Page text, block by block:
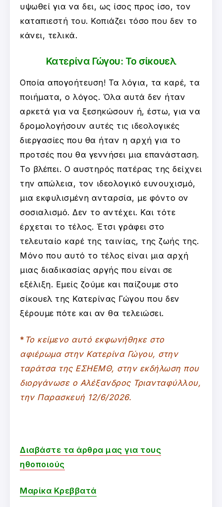
υψωθεί για να δει, ως ίσος προς ίσο, τον
καταπιεστή του. Κοπιάζει τόσο που δεν το
κάνει, τελικά.
Κατερίνα Γώγου: Το σίκουελ
Οποία απογοήτευση! Τα λόγια, τα καρέ, τα
ποιήματα, ο λόγος. Όλα αυτά δεν ήταν
αρκετά για να ξεσηκώσουν ή, έστω, για να
δρομολογήσουν αυτές τις ιδεολογικές
διεργασίες που θα ήταν η αρχή για το
προτσές που θα γεννήσει μια επανάσταση.
Το βλέπει. Ο αυστηρός πατέρας της δείχνει
την απώλεια, τον ιδεολογικό ευνουχισμό,
μια εκφυλισμένη ανταρσία, με φόντο ον
σοσιαλισμό. Δεν το αντέχει. Και τότε
έρχεται το τέλος. Έτσι γράφει στο
τελευταίο καρέ της ταινίας, της ζωής της.
Μόνο που αυτό το τέλος είναι μια αρχή
μιας διαδικασίας αργής που είναι σε
εξέλιξη. Εμείς ζούμε και παίζουμε στο
σίκουελ της Κατερίνας Γώγου που δεν
ξέρουμε πότε και αν θα τελειώσει.
* Το κείμενο αυτό εκφωνήθηκε στο
αφιέρωμα στην Κατερίνα Γώγου, στην
ταράτσα της ΕΣΗΕΜΘ, στην εκδήλωση που
διοργάνωσε ο Αλέξανδρος Τριανταφύλλου,
την Παρασκευή 12/6/2026.
Διαβάστε τα άρθρα μας για τους
ηθοποιούς
Μαρίκα Κρεββατά